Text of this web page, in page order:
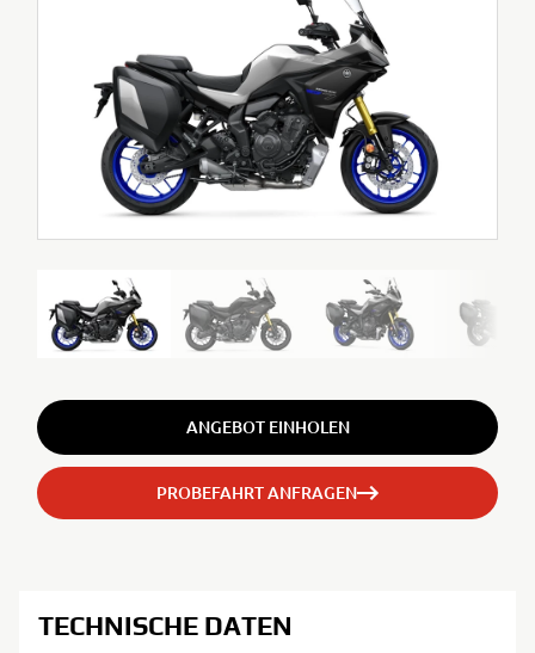
ANGEBOT EINHOLEN
PROBEFAHRT ANFRAGEN
TECHNISCHE DATEN